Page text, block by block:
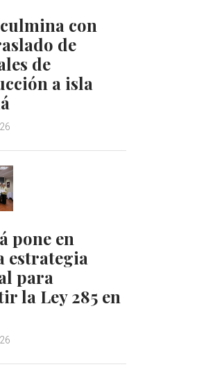
con
de
de
a isla
pone en
estrategia
para
la Ley 285 en